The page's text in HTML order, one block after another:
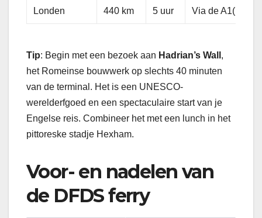
Londen 440 km 5 uur Via de A1(M)
Tip: Begin met een bezoek aan Hadrian’s Wall ,
het Romeinse bouwwerk op slechts 40 minuten
van de terminal. Het is een UNESCO-
werelderfgoed en een spectaculaire start van je
Engelse reis. Combineer het met een lunch in het
pittoreske stadje Hexham.
Voor- en nadelen van
de DFDS ferry